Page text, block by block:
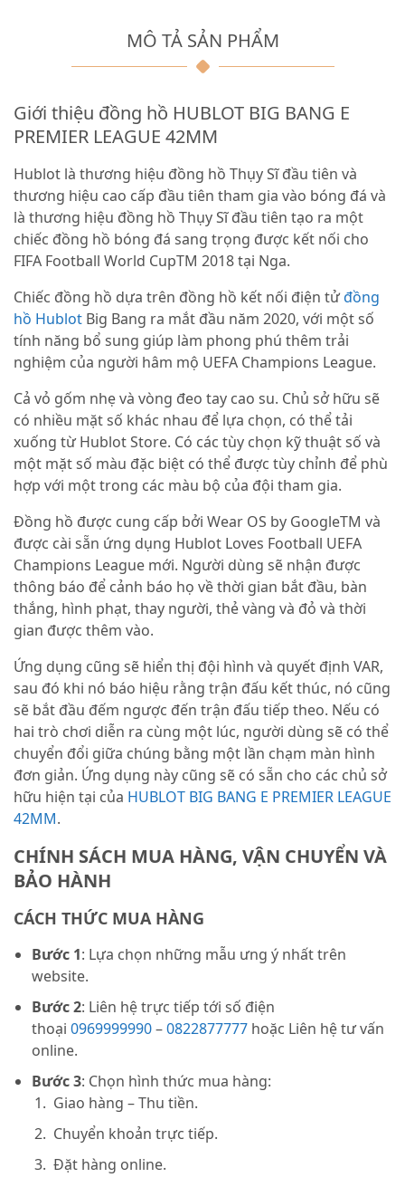
MÔ TẢ SẢN PHẨM
Giới thiệu đồng hồ HUBLOT BIG BANG E
PREMIER LEAGUE 42MM
Hublot là thương hiệu đồng hồ Thụy Sĩ đầu tiên và
thương hiệu cao cấp đầu tiên tham gia vào bóng đá và
là thương hiệu đồng hồ Thụy Sĩ đầu tiên tạo ra một
chiếc đồng hồ bóng đá sang trọng được kết nối cho
FIFA Football World CupTM 2018 tại Nga.
Chiếc đồng hồ dựa trên đồng hồ kết nối điện tửđồng
hồ Hublot Big Bang ra mắt đầu năm 2020, với một số
tính năng bổ sung giúp làm phong phú thêm trải
nghiệm của người hâm mộ UEFA Champions League.
Cả vỏ gốm nhẹ và vòng đeo tay cao su. Chủ sở hữu sẽ
có nhiều mặt số khác nhau để lựa chọn, có thể tải
xuống từ Hublot Store. Có các tùy chọn kỹ thuật số và
một mặt số màu đặc biệt có thể được tùy chỉnh để phù
hợp với một trong các màu bộ của đội tham gia.
Đồng hồ được cung cấp bởi Wear OS by GoogleTM và
được cài sẵn ứng dụng Hublot Loves Football UEFA
Champions League mới. Người dùng sẽ nhận được
thông báo để cảnh báo họ về thời gian bắt đầu, bàn
thắng, hình phạt, thay người, thẻ vàng và đỏ và thời
gian được thêm vào.
Ứng dụng cũng sẽ hiển thị đội hình và quyết định VAR,
sau đó khi nó báo hiệu rằng trận đấu kết thúc, nó cũng
sẽ bắt đầu đếm ngược đến trận đấu tiếp theo. Nếu có
hai trò chơi diễn ra cùng một lúc, người dùng sẽ có thể
chuyển đổi giữa chúng bằng một lần chạm màn hình
đơn giản. Ứng dụng này cũng sẽ có sẵn cho các chủ sở
hữu hiện tại của HUBLOT BIG BANG E PREMIER LEAGUE
42MM.
CHÍNH SÁCH MUA HÀNG, VẬN CHUYỂN VÀ
BẢO HÀNH
CÁCH THỨC MUA HÀNG
Bước 1: Lựa chọn những mẫu ưng ý nhất trên
website.
Bước 2: Liên hệ trực tiếp tới số điện
thoại 0969999990–0822877777 hoặc Liên hệ tư vấn
online.
Bước 3: Chọn hình thức mua hàng:
Giao hàng – Thu tiền.
Chuyển khoản trực tiếp.
Đặt hàng online.